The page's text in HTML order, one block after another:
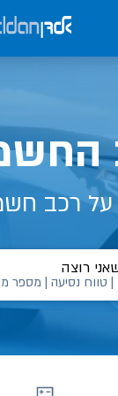
על רכב
רוצה
| טווח נסיעה | מספר